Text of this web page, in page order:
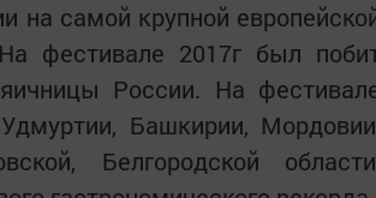
на самой крупной
фестивале 2017г был
России. На
Башкирии,
Белгородской